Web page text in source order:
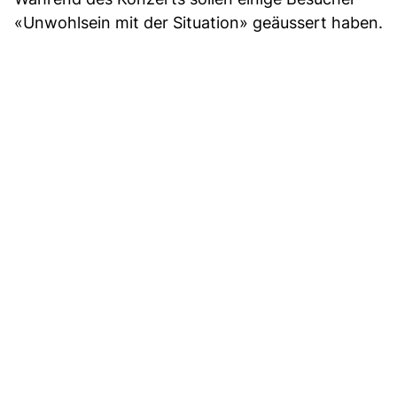
«Unwohlsein mit der Situation» geäussert haben.